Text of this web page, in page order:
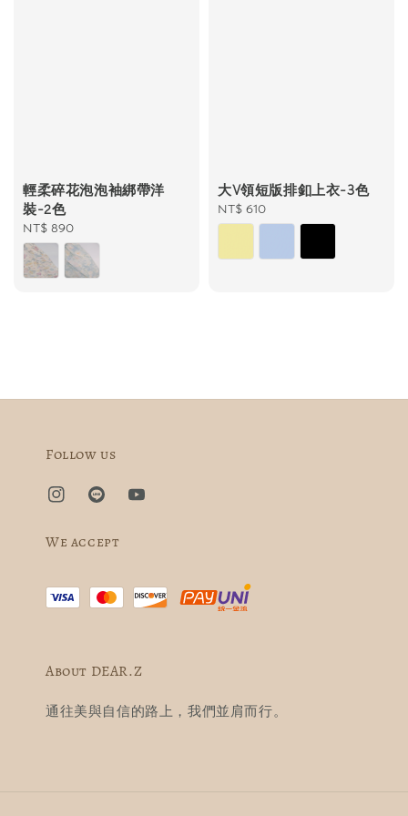
輕柔碎花泡泡袖綁帶洋
裝-2色
Regular
price
NT$ 890
大V領短版排釦上衣-3色
Regular
price
NT$ 610
Follow us
We accept
About DEAR.Z
通往美與自信的路上，我們並肩而行。